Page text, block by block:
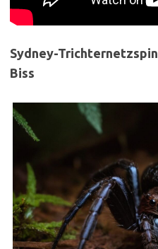
Sydney-
Biss